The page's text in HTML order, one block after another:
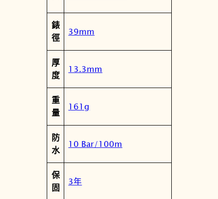
-
0
F
0
數
量
錶
徑
39mm
厚
度
13.3mm
重
量
161g
防
水
10 Bar/100m
保
固
3年